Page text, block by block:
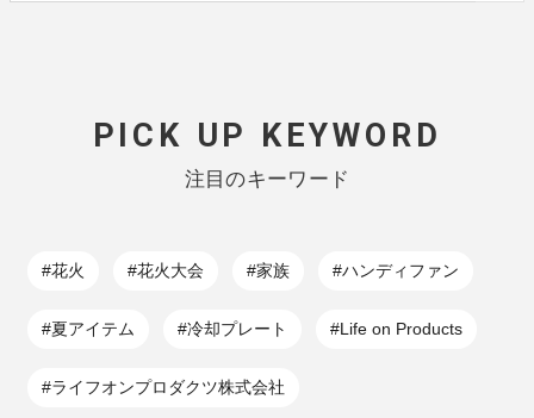
PICK UP KEYWORD
注目のキーワード
#花火 #花火大会 #家族 #ハンディファン
#夏アイテム #冷却プレート #Life on Products
#ライフオンプロダクツ株式会社